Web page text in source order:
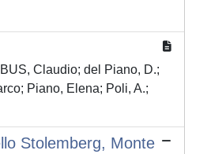
Claudio; del Piano, D.;
Piano, Elena; Poli, A.;
Stolemberg, Monte